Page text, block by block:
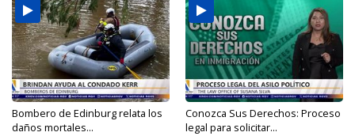
Bombero de Edinburg relata los
daños mortales...
Conozca Sus Derechos: Proceso
legal para solicitar...